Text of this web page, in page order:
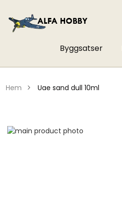
Byggsatser
hem uae sand dull 10ml
Hoppa